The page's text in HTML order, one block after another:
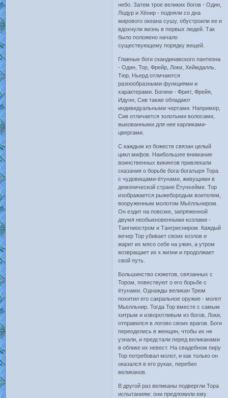
небо. Затем трое великих богов - Один,
Лодур и Хёнир - подняли со дна
мирового океана сушу, обустроили ее и
вдохнули жизнь в первых людей. Так
было положено начало
существующему порядку вещей.
Главные боги скандинавского пантеона
- Один, Тор, Фрейр, Локи, Хеймдалль,
Тюр, Ньерд отличаются
разнообразными функциями и
характерами. Богини - Фригг, Фрейя,
Идунн, Сив также обладают
индивидуальными чертами. Например,
Сив отличается золотыми волосами,
выкованными для нее карликами-
цвергами.
С каждым из божеств связан целый
цикл мифов. Наибольшее внимание
воинственных викингов привлекали
сказания о борьбе бога-богатыря Тора
с чудовищами-ётунами, живущими в
демонической стране Ётунхейме. Тор
изображается рыжебородым воителем,
вооруженным молотом Мьёлльниром.
Он ездит на повозке, запряженной
двумя необыкновенными козлами -
Тангниостром и Тангрисниром. Каждый
вечер Тор убивает своих козлов и
жарит их мясо себе на ужин, а утром
возвращает их к жизни и продолжает
свой путь.
Большинство сюжетов, связанных с
Тором, повествуют о его борьбе с
ётунами. Однажды великан Трюм
похитил его сакральное оружие - молот
Мьелльнир. Тогда Тор вместе с самым
хитрым и изворотливым из богов, Локи,
отправился в логово своих врагов. Боги
переоделись в женщин, чтобы их не
узнали, и предстали перед великанами
в облике их невест. На свадебном пиру
Тор потребовал молот, и как только он
оказался в его руках, перебил
великанов.
В другой раз великаны подвергли Тора
испытаниям: они предложили ему